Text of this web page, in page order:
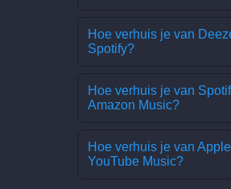
Hoe verhuis je van
Spotify?
Hoe verhuis je van
Amazon Music?
Hoe verhuis je van
YouTube Music?